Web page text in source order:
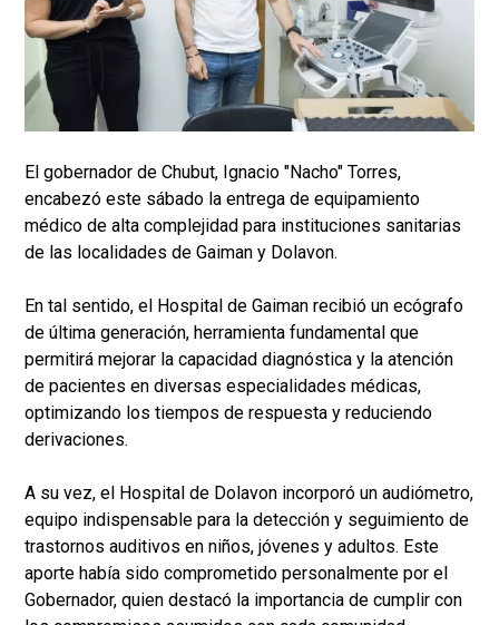
El gobernador de Chubut, Ignacio "Nacho" Torres,
encabezó este sábado la entrega de equipamiento
médico de alta complejidad para instituciones sanitarias
de las localidades de Gaiman y Dolavon.
En tal sentido, el Hospital de Gaiman recibió un ecógrafo
de última generación, herramienta fundamental que
permitirá mejorar la capacidad diagnóstica y la atención
de pacientes en diversas especialidades médicas,
optimizando los tiempos de respuesta y reduciendo
derivaciones.
A su vez, el Hospital de Dolavon incorporó un audiómetro,
equipo indispensable para la detección y seguimiento de
trastornos auditivos en niños, jóvenes y adultos. Este
aporte había sido comprometido personalmente por el
Gobernador, quien destacó la importancia de cumplir con